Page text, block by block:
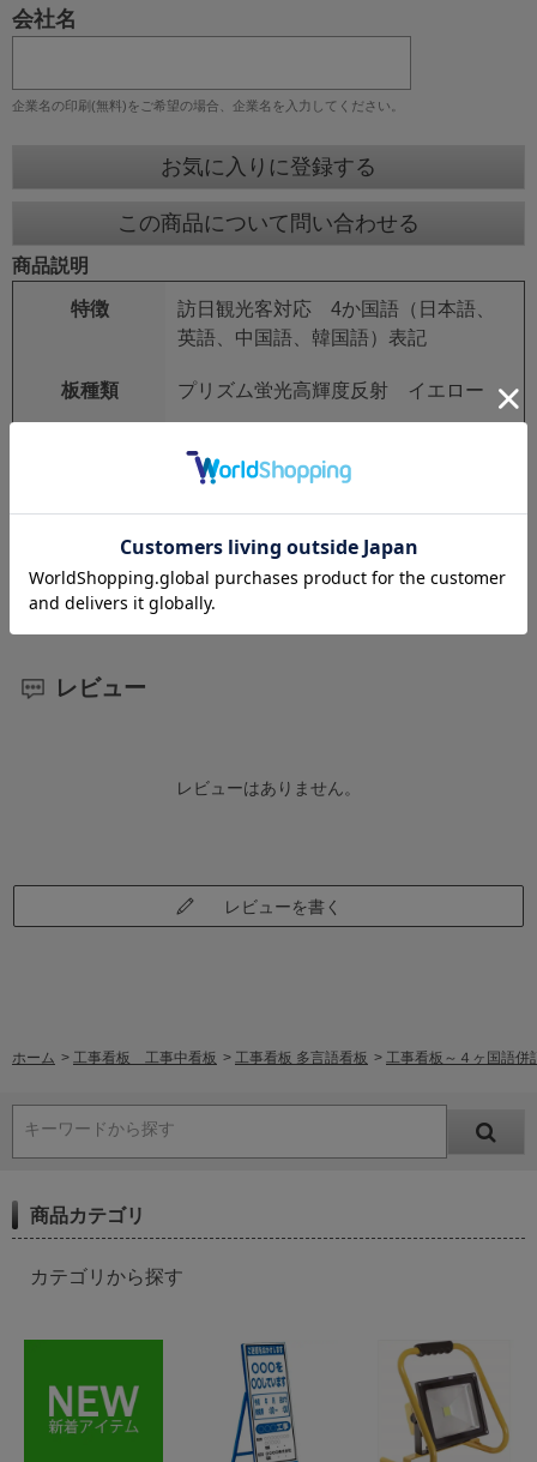
会社名
企業名の印刷(無料)をご希望の場合、企業名を入力してください。
お気に入りに登録する
この商品について問い合わせる
商品説明
特徴
訪日観光客対応 4か国語（日本語、
英語、中国語、韓国語）表記
板種類 プリズム蛍光高輝度反射 イエロー
鉄枠サイズ 280mm×1550mm
レビュー
レビューはありません。
レビューを書く
ホーム > 工事看板 工事中看板 > 工事看板 多言語看板 > 工事看板～４ヶ国語併
キーワードから探す
商品カテゴリ
カテゴリから探す